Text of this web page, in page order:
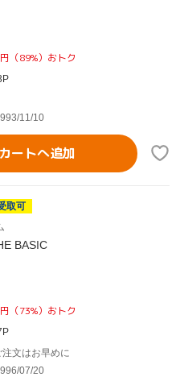
（89%）おトク
11/10
カートへ追加
取可
BASIC
（73%）おトク
注文はお早めに
07/20